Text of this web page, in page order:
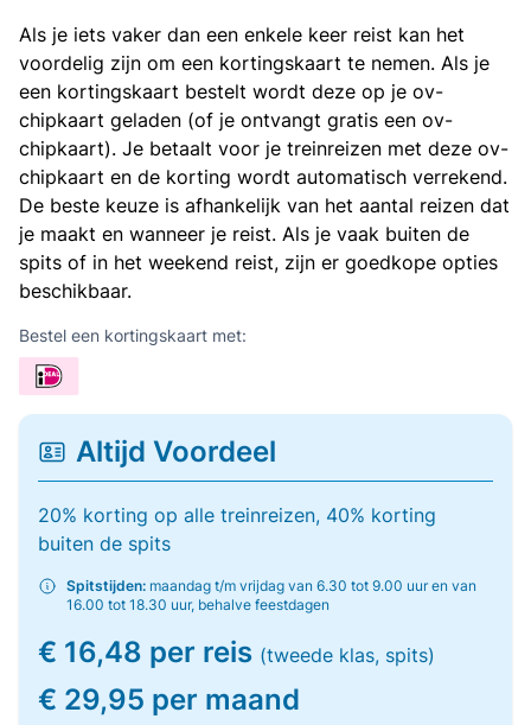
Als je iets vaker dan een enkele keer reist kan het
voordelig zijn om een kortingskaart te nemen. Als je
een kortingskaart bestelt wordt deze op je ov-
chipkaart geladen (of je ontvangt gratis een ov-
chipkaart). Je betaalt voor je treinreizen met deze ov-
chipkaart en de korting wordt automatisch verrekend.
De beste keuze is afhankelijk van het aantal reizen dat
je maakt en wanneer je reist. Als je vaak buiten de
spits of in het weekend reist, zijn er goedkope opties
beschikbaar.
Bestel een kortingskaart met:
Altijd Voordeel
20% korting op alle treinreizen, 40% korting
buiten de spits
Spitstijden: maandag t/m vrijdag van 6.30 tot 9.00 uur en van
16.00 tot 18.30 uur, behalve feestdagen
€ 16,48 per reis (tweede klas, spits)
€ 29,95 per maand